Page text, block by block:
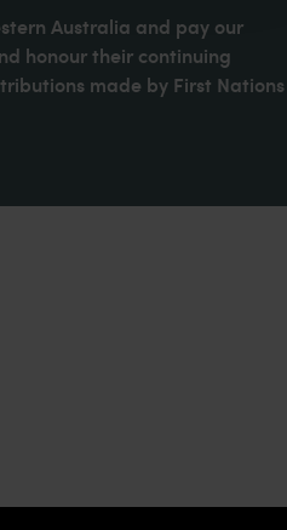
Australia and pay our
honour their continuing
made by First Nations